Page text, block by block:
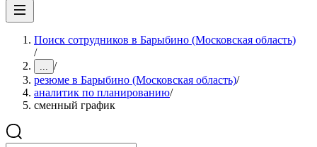
Поиск сотрудников в Барыбино (Московская область)
/
... /
резюме в Барыбино (Московская область)/
аналитик по планированию/
сменный график